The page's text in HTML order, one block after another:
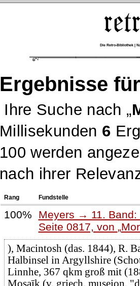
Die Retro-Bibliothek |
Ergebnisse
Ihre Suche nach
Millisekunden 6
100 werden
nach ihrer
Rang Fundstelle
100%
Meyers → 11.
Seite 0817, von
), Macintosh (das. 1844), R.
Halbinsel in Argyllshire
Linnhe, 367 qkm groß mit
Mosaīk (v. griech. museion,